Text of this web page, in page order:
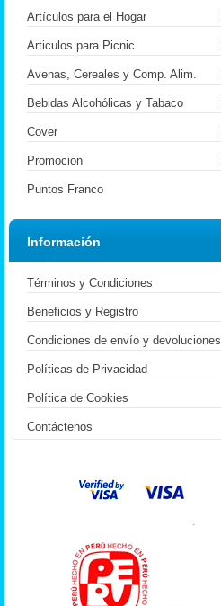
Artículos para el Hogar
Articulos para Picnic
Avenas, Cereales y Comp. Alim.
Bebidas Alcohólicas y Tabaco
Cover
Promocion
Puntos Franco
Información
Términos y Condiciones
Beneficios y Registro
Condiciones de envío y devoluciones
Políticas de Privacidad
Política de Cookies
Contáctenos
.